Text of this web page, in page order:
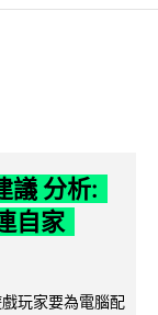
議 分析:
自家
玩家要為電腦配